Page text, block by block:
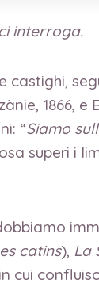
interroga.
castighi,
1866, e
“Siamo
superi i
catins), La
cui